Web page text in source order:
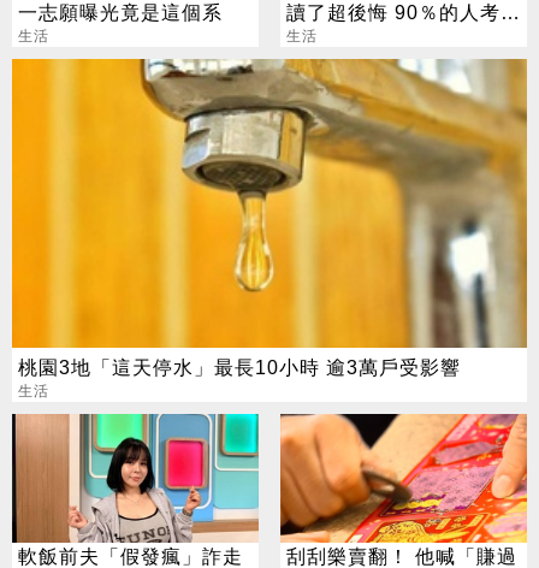
一志願曝光竟是這個系
生活
讀了超後悔 90％的人考不
上證照
生活
桃園3地「這天停水」最長10小時 逾3萬戶受影響
生活
軟飯前夫「假發瘋」詐走
刮刮樂賣翻！ 他喊「賺過